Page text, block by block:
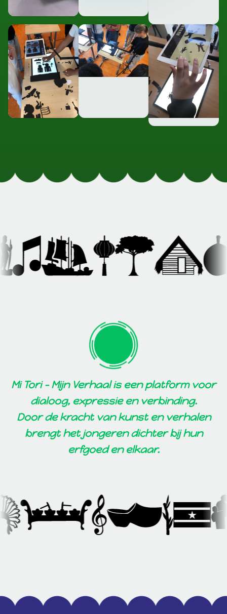
Mi Tori – Mijn Verhaal is een platform voor
dialoog, expressie en verbinding.
Door de kracht van kunst en verhalen
brengt het jongeren dichter bij hun
erfgoed en elkaar.